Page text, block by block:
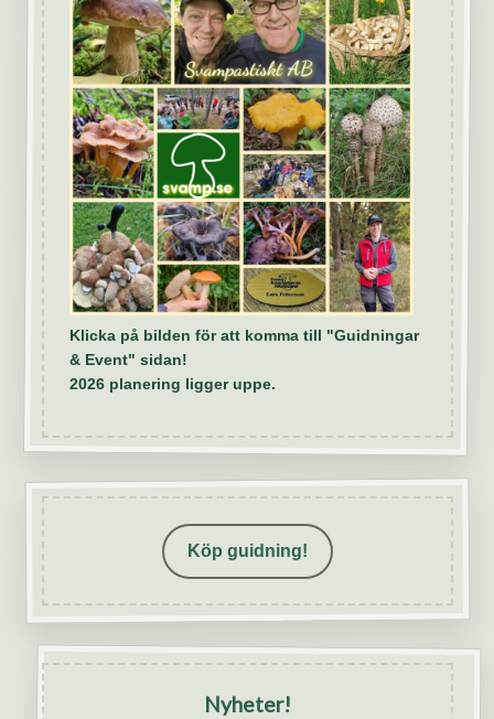
Klicka på bilden för att komma till "Guidningar
& Event" sidan!
2026 planering ligger uppe.
Köp guidning!
Nyheter!